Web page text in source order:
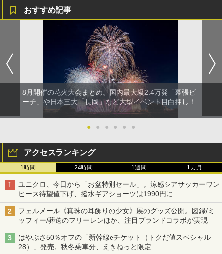
おすすめ記事
8月開催の花火大会まとめ。国内最大級2.4万発「幕張ビ
ーチ」や日本三大「長岡」など大型イベント目白押し！
● ● ● ● ● ●
アクセスランキング
1時間 24時間 1週間 1カ月
ユニクロ、今日から「お盆特別セール」。涼感シアサッカーワン
ピース待望値下げ、撥水ギアショーツは1990円に
フェルメール《真珠の耳飾りの少女》展のグッズ公開。図録/ミ
ッフィー/葬送のフリーレンほか、注目ブランドコラボが実現
はやぶさ50％オフの「新幹線eチケット（トクだ値スペシャル
28）」発売。秋冬乗車分、えきねっと限定